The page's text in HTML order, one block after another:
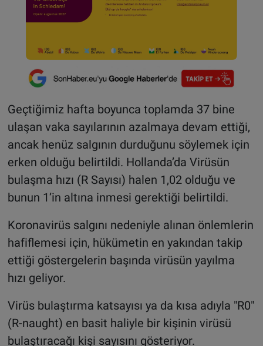
Geçtiğimiz hafta boyunca toplamda 37 bine
ulaşan vaka sayılarının azalmaya devam ettiği,
ancak henüz salgının durduğunu söylemek için
erken olduğu belirtildi. Hollanda’da Virüsün
bulaşma hızı (R Sayısı) halen 1,02 olduğu ve
bunun 1’in altına inmesi gerektiği belirtildi.
Koronavirüs salgını nedeniyle alınan önlemlerin
hafiflemesi için, hükümetin en yakından takip
ettiği göstergelerin başında virüsün yayılma
hızı geliyor.
Virüs bulaştırma katsayısı ya da kısa adıyla "R0"
(R-naught) en basit haliyle bir kişinin virüsü
bulaştıracağı kişi sayısını gösteriyor.